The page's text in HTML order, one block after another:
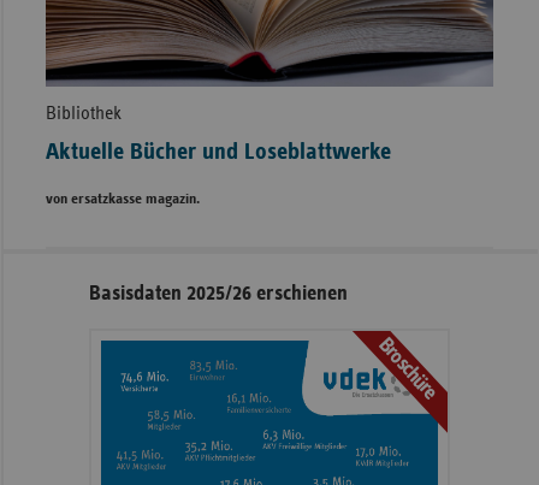
Bibliothek
Aktuelle Bücher und Loseblattwerke
von ersatzkasse magazin.
Seitennavigation
Seitenleiste
Informationen
Basisdaten 2025/26 erschienen
Broschüre